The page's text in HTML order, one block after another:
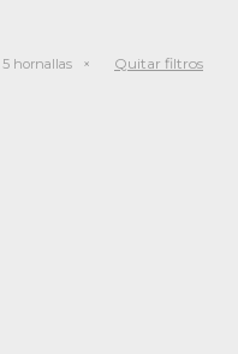
5 hornallas Quitar filtros